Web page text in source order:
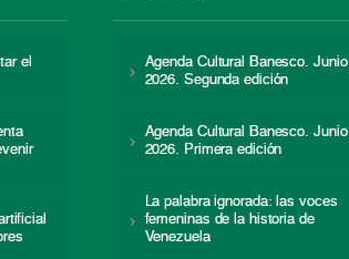
el
Agenda Cultural Banesco. Junio
2026. Segunda edición
Agenda Cultural Banesco. Junio
2026. Primera edición
La palabra ignorada: las voces
femeninas de la historia de
Venezuela